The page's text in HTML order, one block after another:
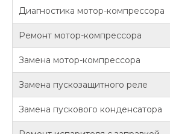
Диагностика мотор-компрессора
Ремонт мотор-компрессора
Замена мотор-компрессора
Замена пускозащитного реле
Замена пускового конденсатора